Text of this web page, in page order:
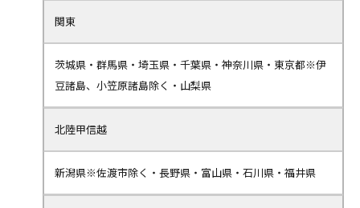
関東
茨城県・群馬県・埼玉県・千葉県・神奈川県・東京都※伊
豆諸島、小笠原諸島除く・山梨県
北陸甲信越
新潟県※佐渡市除く・長野県・富山県・石川県・福井県